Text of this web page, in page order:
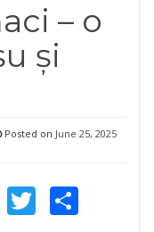
– o
și
Posted on June 25, 2025
Facebook
TwitterShare